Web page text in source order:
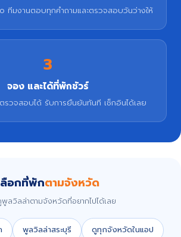
ทีมงานตอบทุกคำถามและตรวจสอบวันว่างให้
3
จอง และได้ที่พักชัวร์
รวจสอบได้ รับการยืนยันทันที เช็กอินได้เลย
ลือกที่พักตามจังหวัด
ลวิลล่าตามจังหวัดที่อยากไปได้เลย
พูลวิลล่าสระบุรี ดูทุกจังหวัดในแอป